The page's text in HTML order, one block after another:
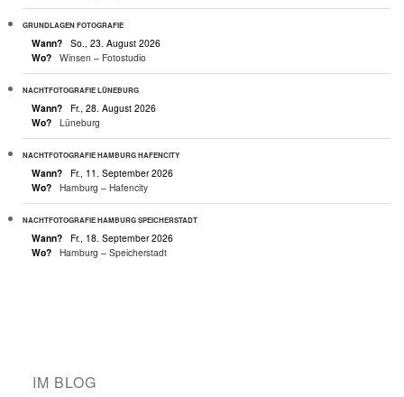
GRUNDLAGEN FOTOGRAFIE
Wann?
So., 23. August 2026
Wo?
Winsen – Fotostudio
NACHTFOTOGRAFIE LÜNEBURG
Wann?
Fr., 28. August 2026
Wo?
Lüneburg
NACHTFOTOGRAFIE HAMBURG HAFENCITY
Wann?
Fr., 11. September 2026
Wo?
Hamburg – Hafencity
NACHTFOTOGRAFIE HAMBURG SPEICHERSTADT
Wann?
Fr., 18. September 2026
Wo?
Hamburg – Speicherstadt
IM BLOG